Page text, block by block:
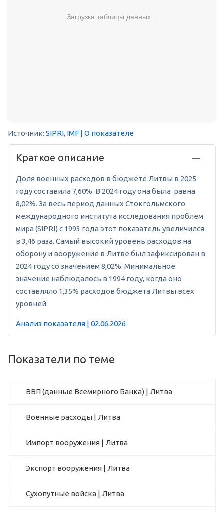
Загрузка таблицы данных...
Источник: SIPRI, IMF | О показателе
Краткое описание
Доля военных расходов в бюджете Литвы в 2025
году составила 7,60%. В 2024 году она была равна
8,02%. За весь период данных Стокгольмского
международного института исследования проблем
мира (SIPRI) с 1993 года этот показатель увеличился
в 3,46 раза. Самый высокий уровень расходов на
оборону и вооружение в Литве был зафиксирован в
2024 году со значением 8,02%. Минимальное
значение наблюдалось в 1994 году, когда оно
составляло 1,35% расходов бюджета Литвы всех
уровней.
Анализ показателя | 02.06.2026
Показатели по теме
ВВП (данные Всемирного Банка) | Литва
Военные расходы | Литва
Импорт вооружения | Литва
Экспорт вооружения | Литва
Сухопутные войска | Литва